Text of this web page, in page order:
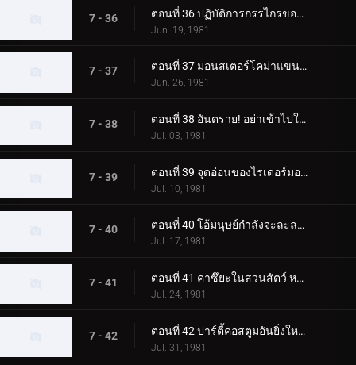
7 - 36 ตอนที่ 36 ปฏิบัติการกรรไกรของกรรไกรสัตว์ประหลาด!!
Jun. 19, 1981
7 - 37 ตอนที่ 37 มอนสเตอร์โคม่าแขนใหญ่! เดธแมตช์ที่ประภาคาร!!
Jun. 26, 1981
7 - 38 ตอนที่ 38 อันตราย! อย่าเข้าไปในที่ที่มีมอนสเตอร์ตู้เย็นอยู่!!
Jul. 03, 1981
7 - 39 ตอนที่ 39 จุดอ่อนของไรเดอร์มอนสเตอร์ผู้แข็งแกร่งอยู่ที่ไหน!!
Jul. 10, 1981
7 - 40 ตอนที่ 40 โอ้มนุษย์กำลังจะละลาย! สบู่มอนสเตอร์ปรากฏตัว
Jul. 17, 1981
7 - 41 ตอนที่ 41 คาซึยะในสวนสัตว์ หนีจากแทงก์ใต้น้ำไปไม่ได้
Jul. 24, 1981
7 - 42 ตอนที่ 42 ปาร์ตี้คอสตูมอันยิ่งใหญ่ของจอมพลปีศาจ
Jul. 31, 1981